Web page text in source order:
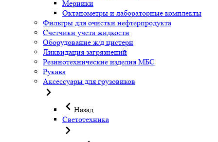
Мерники
Октанометры и лабораторные комплекты
Фильтры для очистки нефтерпродукта
Счетчики учета жидкости
Оборудование ж/д цистерн
Ликвидация загрязнений
Резинотехнические изделия МБС
Рукава
Аксессуары для грузовиков
Назад
Светотехника